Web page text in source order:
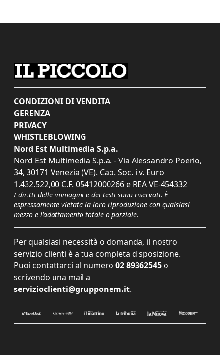
CONDIZIONI DI VENDITA
GERENZA
PRIVACY
WHISTLEBLOWING
Nord Est Multimedia S.p.a.
Nord Est Multimedia S.p.a. - Via Alessandro Poerio,
34, 30171 Venezia (VE). Cap. Soc. i.v. Euro
1.432.522,00 C.F. 05412000266 e REA VE-454332
I diritti delle immagini e dei testi sono riservati. È
espressamente vietata la loro riproduzione con qualsiasi
mezzo e l'adattamento totale o parziale.
Per qualsiasi necessità o domanda, il nostro
servizio clienti è a tua completa disposizione.
Puoi contattarci al numero 02 89362545 o
scrivendo una mail a
servizioclienti@grupponem.it.